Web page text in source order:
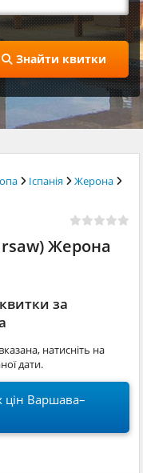
Знайти квитки
Іспанія
Жерона
Жерона
за
натисніть на
дати.
цін Варшава–